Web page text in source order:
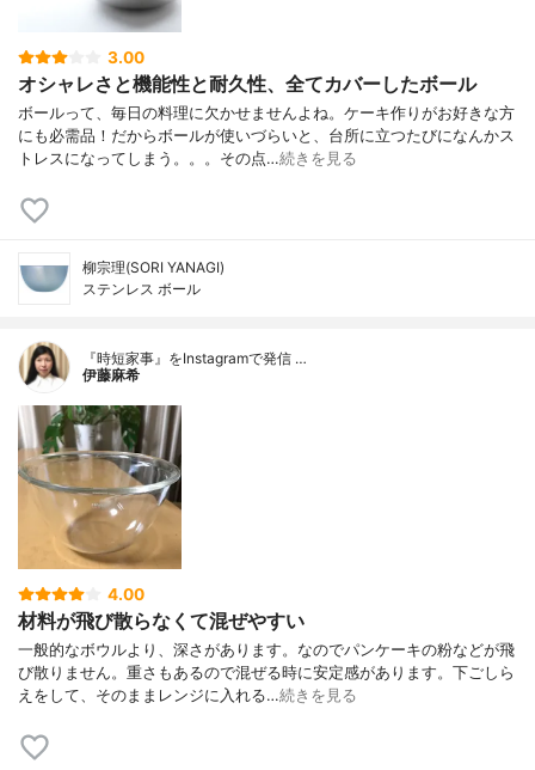
3.00
オシャレさと機能性と耐久性、全てカバーしたボール
ボールって、毎日の料理に欠かせませんよね。ケーキ作りがお好きな方
にも必需品！だからボールが使いづらいと、台所に立つたびになんかス
トレスになってしまう。。。その点…続きを見る
柳宗理(SORI YANAGI)
ステンレス ボール
『時短家事』をInstagramで発信 …
伊藤麻希
4.00
材料が飛び散らなくて混ぜやすい
一般的なボウルより、深さがあります。なのでパンケーキの粉などが飛
び散りません。重さもあるので混ぜる時に安定感があります。下ごしら
えをして、そのままレンジに入れる…続きを見る